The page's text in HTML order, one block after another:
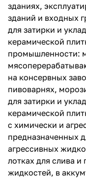
зданиях,
зданий и входных
для затирки и
керамической
промышленности:
на консервных
пивоварнях,
для затирки и
керамической
с химически и
предназначенных
агрессивных
лотках для слива
жидкостей, в